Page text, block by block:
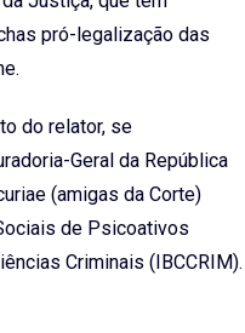
pró-legalização das
do relator, se
Geral da República
(amigas da Corte)
de Psicoativos
Criminais (IBCCRIM).